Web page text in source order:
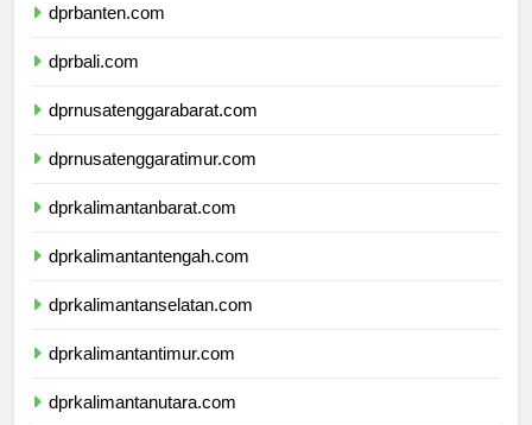
dprbanten.com
dprbali.com
dprnusatenggarabarat.com
dprnusatenggaratimur.com
dprkalimantanbarat.com
dprkalimantantengah.com
dprkalimantanselatan.com
dprkalimantantimur.com
dprkalimantanutara.com